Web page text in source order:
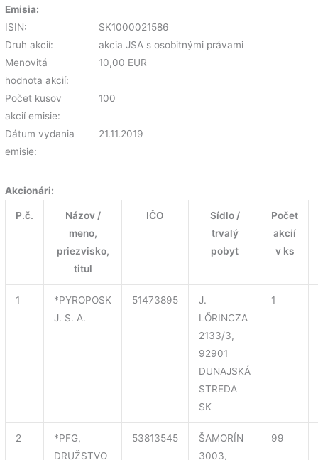
Emisia:
ISIN:
SK1000021586
Druh akcií:
akcia JSA s osobitnými právami
Menovitá
hodnota akcií:
10,00 EUR
Počet kusov
akcií emisie:
100
Dátum vydania
emisie:
21.11.2019
Akcionári:
P.č.
Názov /
meno,
priezvisko,
titul
IČO
Sídlo /
trvalý
pobyt
Počet
akcií
v ks
1
*PYROPOSK
J. S. A.
51473895
J.
LŐRINCZA
2133/3,
92901
DUNAJSKÁ
STREDA
SK
1
2
*PFG,
DRUŽSTVO
53813545
ŠAMORÍN
3003,
99